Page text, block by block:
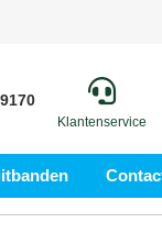
Klantenservice